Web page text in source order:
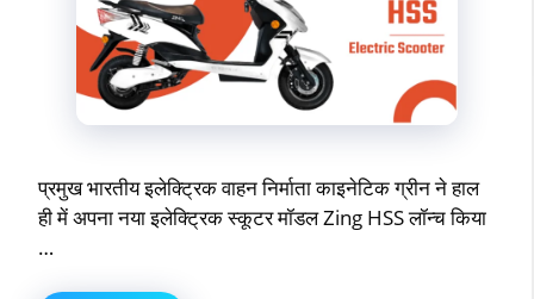
प्रमुख भारतीय इलेक्ट्रिक वाहन निर्माता काइनेटिक ग्रीन ने हाल
ही में अपना नया इलेक्ट्रिक स्कूटर मॉडल Zing HSS लॉन्च किया
…